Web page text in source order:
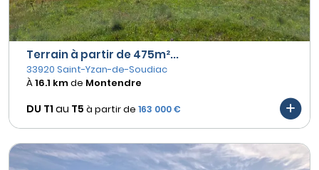
Terrain à partir de 475m²...
33920 Saint-Yzan-de-Soudiac
À16.1 kmde Montendre
DU T1 au T5 à partir de 163 000 €